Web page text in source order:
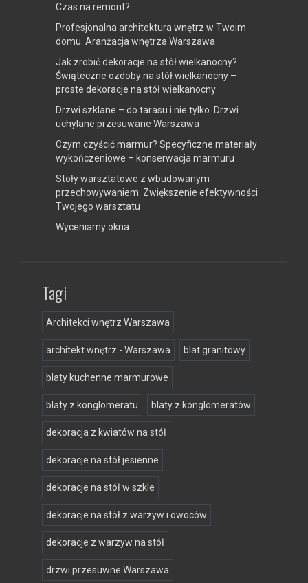
Czas na remont?
Profesjonalna architektura wnętrz w Twoim
domu. Aranżacja wnętrza Warszawa
Jak zrobić dekoracje na stół wielkanocny?
Świąteczne ozdoby na stół wielkanocny –
proste dekoracje na stół wielkanocny
Drzwi szklane – do tarasu i nie tylko. Drzwi
uchylane przesuwane Warszawa
Czym czyścić marmur? Specyficzne materiały
wykończeniowe – konserwacja marmuru
Stoły warsztatowe z wbudowanym
przechowywaniem: Zwiększenie efektywności
Twojego warsztatu
Wyceniamy okna
Tagi
Architekci wnętrz Warszawa
architekt wnętrz - Warszawa blat granitowy
blaty kuchenne marmurowe
blaty z konglomeratu blaty z konglomeratów
dekoracja z kwiatów na stół
dekoracje na stół jesienne
dekoracje na stół w szkle
dekoracje na stół z warzyw i owoców
dekoracje z warzyw na stół
drzwi przesuwne Warszawa